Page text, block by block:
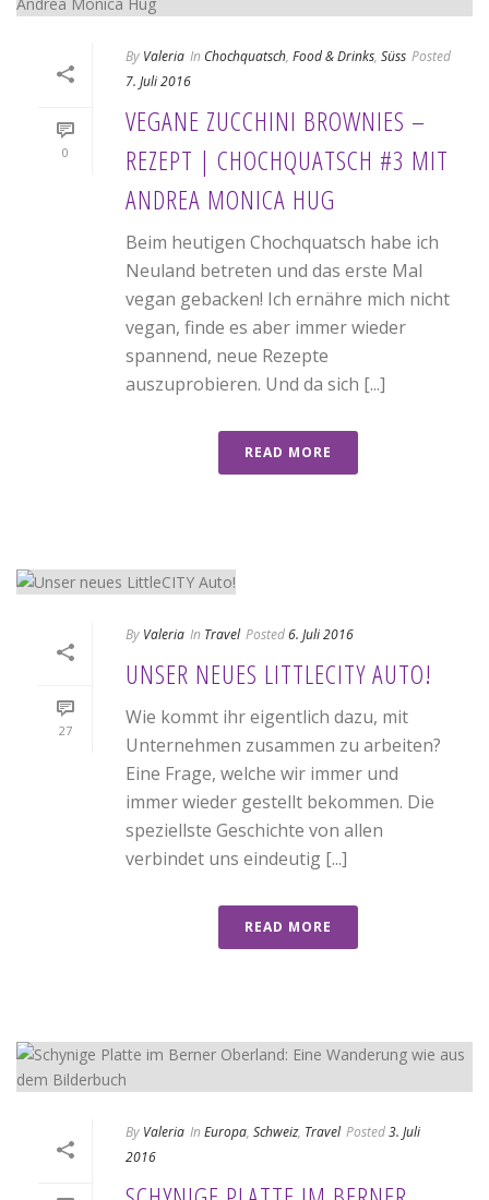
0
By Valeria In Chochquatsch, Food & Drinks, Süss Posted
7. Juli 2016
VEGANE ZUCCHINI BROWNIES –
REZEPT | CHOCHQUATSCH #3 MIT
ANDREA MONICA HUG
Beim heutigen Chochquatsch habe ich
Neuland betreten und das erste Mal
vegan gebacken! Ich ernähre mich nicht
vegan, finde es aber immer wieder
spannend, neue Rezepte
auszuprobieren. Und da sich [...]
READ MORE
27
By Valeria In Travel Posted6. Juli 2016
UNSER NEUES LITTLECITY AUTO!
Wie kommt ihr eigentlich dazu, mit
Unternehmen zusammen zu arbeiten?
Eine Frage, welche wir immer und
immer wieder gestellt bekommen. Die
speziellste Geschichte von allen
verbindet uns eindeutig [...]
READ MORE
By Valeria In Europa, Schweiz, Travel Posted3. Juli
2016